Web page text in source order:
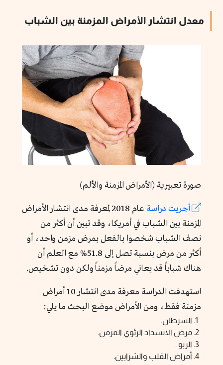
معدل انتشار الأمراض المزمنة بين الشباب
صورة تعبيرية (الأمراض المزمنة والألم)
أجريت دراسة
عام 2018 لمعرفة مدى انتشار الأمراض
المزمنة بين الشباب في أمريكا، وقد تبين أن أكثر من
نصف الشباب شخصوا بالفعل بمرض مزمن واحد، أو
أكثر من مرض بنسبة تصل إلى 51.8% مع العلم أن
هناك شباباً قد يعاني مرضاً مزمناً ولكن دون تشخيص.
استهدفت الدراسة معرفة مدى انتشار 10 أمراض
مزمنة فقط، ومن الأمراض موضع البحث ما يلي:
السرطان.
مرض الانسداد الرئوي المزمن.
الربو .
أمراض القلب والشرايين.